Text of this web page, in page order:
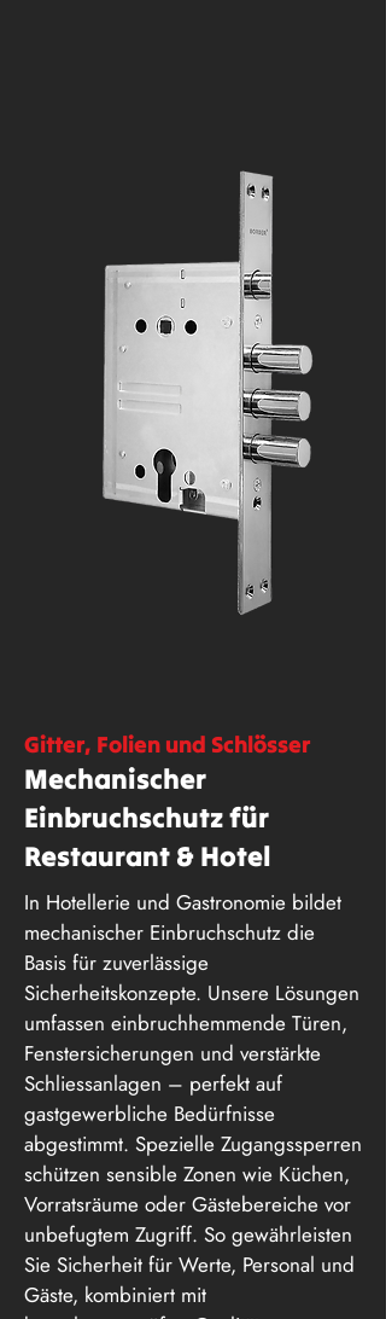
Gitter, Folien und Schlösser
Mechanischer
Einbruchschutz für
Restaurant & Hotel
In Hotellerie und Gastronomie bildet
mechanischer Einbruchschutz die
Basis für zuverlässige
Sicherheitskonzepte. Unsere Lösungen
umfassen einbruchhemmende Türen,
Fenstersicherungen und verstärkte
Schliessanlagen – perfekt auf
gastgewerbliche Bedürfnisse
abgestimmt. Spezielle Zugangssperren
schützen sensible Zonen wie Küchen,
Vorratsräume oder Gästebereiche vor
unbefugtem Zugriff. So gewährleisten
Sie Sicherheit für Werte, Personal und
Gäste, kombiniert mit